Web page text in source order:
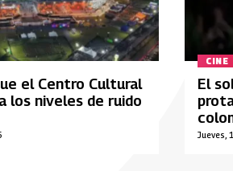
el Centro Cultural
los niveles de ruido
CINE
Jueves,
El